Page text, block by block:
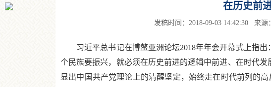
在历史前
发稿时间：2018-09-03 14:42:30 来源：
习近平总书记在博鳌亚洲论坛2018年年会开幕式上指出
个民族要振兴，就必须在历史前进的逻辑中前进、在时代
显出中国共产党理论上的清醒坚定，始终走在时代前列的